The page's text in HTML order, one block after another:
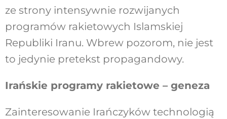
ze strony intensywnie rozwijanych
programów rakietowych Islamskiej
Republiki Iranu. Wbrew pozorom, nie jest
to jedynie pretekst propagandowy.
Irańskie programy rakietowe – geneza
Zainteresowanie Irańczyków technologią